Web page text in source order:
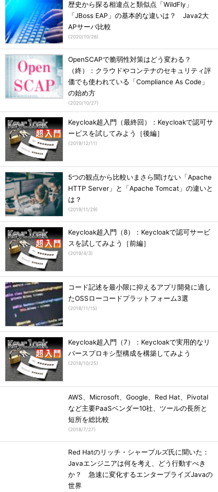
歴史から探る相違点と類似点「WildFly」
「JBoss EAP」の基本的な違いは？ Java2大
APサーバ比較
(2020/10/26)
OpenSCAPで脆弱性対策はどう変わる？
（終）：クラウドやコンテナのセキュリティ評
価でも使われている「Compliance As Code」
の始め方
(2020/10/27)
Keycloak超入門（最終回）：Keycloakで認可サ
ービスを試してみよう［後編］
(2019/12/11)
5つの観点から比較いまさら聞けない「Apache
HTTP Server」と「Apache Tomcat」の違いと
は？
(2019/11/29)
Keycloak超入門（8）：Keycloakで認可サービ
スを試してみよう［前編］
(2019/4/3)
コード記述を最小限に抑えるアプリ開発に適し
たOSSローコードプラットフォーム3選
(2018/11/15)
Keycloak超入門（7）：Keycloakで実用的なリ
バースプロキシ型構成を構築してみよう
(2018/10/25)
AWS、Microsoft、Google、Red Hat、Pivotal
など主要PaaSベンダー10社、ツールの長所と
短所を総比較
(2018/7/27)
Red Hatのリッチ・シャープルズ氏に聞いた：
Javaエンジニアは何を考え、どう行動すべき
か？ 急速に変化するエンタープライズJavaの
世界